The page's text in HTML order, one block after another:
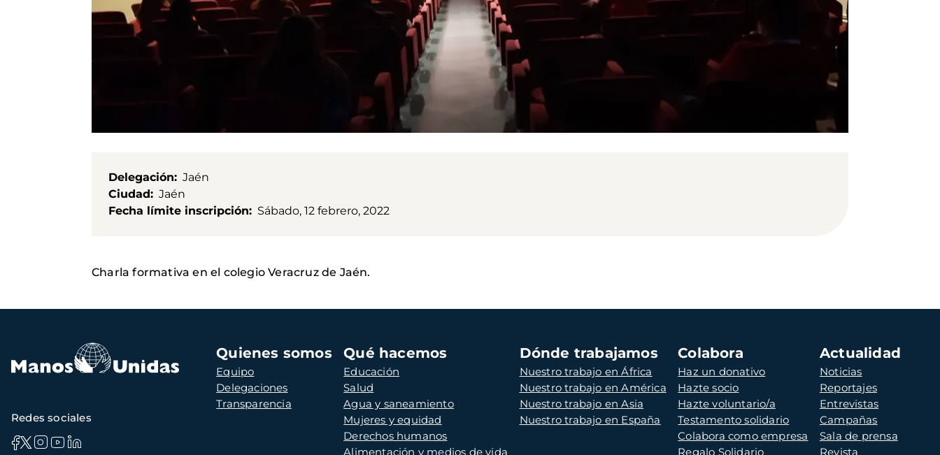
Delegación
Jaén
Ciudad
Jaén
Fecha límite inscripción
Sábado, 12 febrero, 2022
Charla formativa en el colegio Veracruz de Jaén.
Navegación
principal
Quienes somos
Equipo
Delegaciones
Transparencia
Qué hacemos
Educación
Salud
Agua y saneamiento
Mujeres y equidad
Derechos humanos
Alimentación y medios de vida
Dónde trabajamos
Nuestro trabajo en África
Nuestro trabajo en América
Nuestro trabajo en Asia
Nuestro trabajo en España
Colabora
Haz un donativo
Hazte socio
Hazte voluntario/a
Testamento solidario
Colabora como empresa
Regalo Solidario
Actualidad
Noticias
Reportajes
Entrevistas
Campañas
Sala de prensa
Revista
Redes sociales